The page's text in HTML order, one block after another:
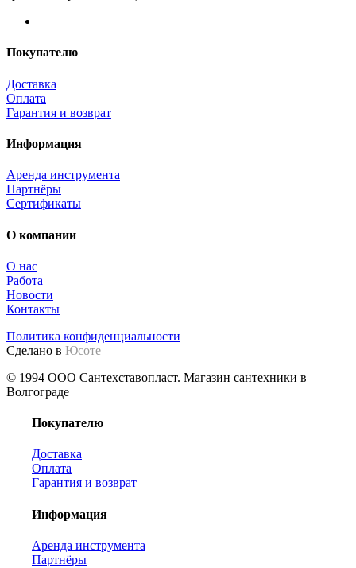
Покупателю
Доставка
Оплата
Гарантия и возврат
Информация
Аренда инструмента
Партнёры
Сертификаты
О компании
О нас
Работа
Новости
Контакты
Политика конфиденциальности
Сделано в Юсоте
© 1994 ООО Сантехставопласт. Магазин сантехники в
Волгограде
Покупателю
Доставка
Оплата
Гарантия и возврат
Информация
Аренда инструмента
Партнёры